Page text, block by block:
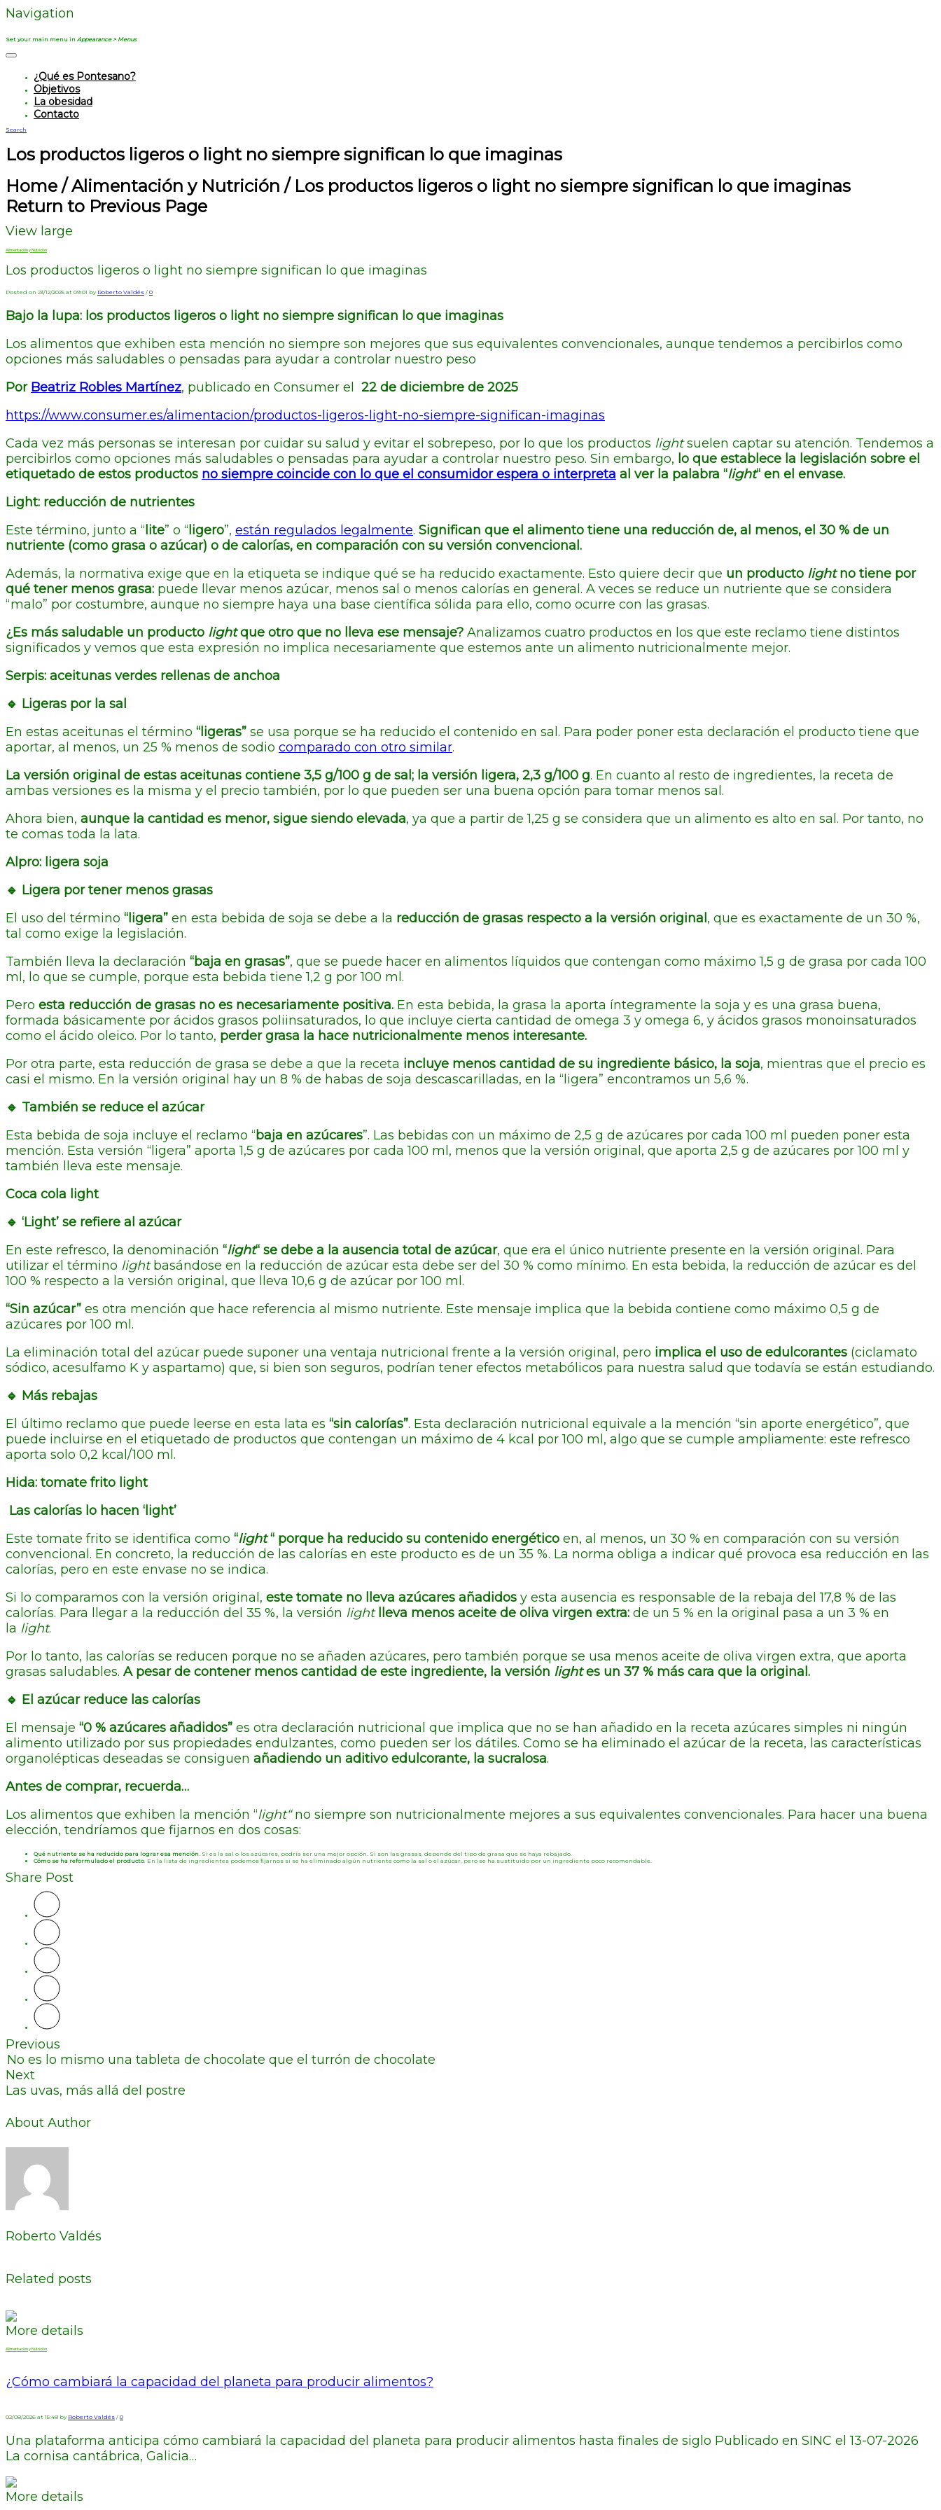
Navigation
Set your main menu in Appearance > Menus
¿Qué es Pontesano?
Objetivos
La obesidad
Contacto
Search
Los productos ligeros o light no siempre significan lo que imaginas
Home / Alimentación y Nutrición / Los productos ligeros o light no siempre significan lo que imaginas
Return to Previous Page
View large
Alimentación y Nutrición
Los productos ligeros o light no siempre significan lo que imaginas
Posted on 23/12/2025 at 09:01 by Roberto Valdés / 0
Bajo la lupa: los productos ligeros o light no siempre significan lo que imaginas
Los alimentos que exhiben esta mención no siempre son mejores que sus equivalentes convencionales, aunque tendemos a percibirlos como
opciones más saludables o pensadas para ayudar a controlar nuestro peso
Por Beatriz Robles Martínez, publicado en Consumer el
22 de diciembre de 2025
https://www.consumer.es/alimentacion/productos-ligeros-light-no-siempre-significan-imaginas
Cada vez más personas se interesan por cuidar su salud y evitar el sobrepeso, por lo que los productos lightsuelen captar su atención. Tendemos a
percibirlos como opciones más saludables o pensadas para ayudar a controlar nuestro peso. Sin embargo, lo que establece la legislación sobre el
etiquetado de estos productos no siempre coincide con lo que el consumidor espera o interpreta al ver la palabra “light“ en el envase.
Light: reducción de nutrientes
Este término, junto a “ lite” o “ ligero”, están regulados legalmente. Significan que el alimento tiene una reducción de, al menos, el 30 % de un
nutriente (como grasa o azúcar) o de calorías, en comparación con su versión convencional.
Además, la normativa exige que en la etiqueta se indique qué se ha reducido exactamente. Esto quiere decir que un producto lightno tiene por
qué tener menos grasa: puede llevar menos azúcar, menos sal o menos calorías en general. A veces se reduce un nutriente que se considera
“malo” por costumbre, aunque no siempre haya una base científica sólida para ello, como ocurre con las grasas.
¿Es más saludable un producto lightque otro que no lleva ese mensaje? Analizamos cuatro productos en los que este reclamo tiene distintos
significados y vemos que esta expresión no implica necesariamente que estemos ante un alimento nutricionalmente mejor.
Serpis: aceitunas verdes rellenas de anchoa
🔹 Ligeras por la sal
En estas aceitunas el término “ligeras” se usa porque se ha reducido el contenido en sal. Para poder poner esta declaración el producto tiene que
aportar, al menos, un 25 % menos de sodio comparado con otro similar.
La versión original de estas aceitunas contiene 3,5 g/100 g de sal; la versión ligera, 2,3 g/100 g. En cuanto al resto de ingredientes, la receta de
ambas versiones es la misma y el precio también, por lo que pueden ser una buena opción para tomar menos sal.
Ahora bien, aunque la cantidad es menor, sigue siendo elevada, ya que a partir de 1,25 g se considera que un alimento es alto en sal. Por tanto, no
te comas toda la lata.
Alpro: ligera soja
🔹 Ligera por tener menos grasas
El uso del término “ligera” en esta bebida de soja se debe a la reducción de grasas respecto a la versión original , que es exactamente de un 30 %,
tal como exige la legislación.
También lleva la declaración “baja en grasas”, que se puede hacer en alimentos líquidos que contengan como máximo 1,5 g de grasa por cada 100
ml, lo que se cumple, porque esta bebida tiene 1,2 g por 100 ml.
Pero esta reducción de grasas no es necesariamente positiva. En esta bebida, la grasa la aporta íntegramente la soja y es una grasa buena,
formada básicamente por ácidos grasos poliinsaturados, lo que incluye cierta cantidad de omega 3 y omega 6, y ácidos grasos monoinsaturados
como el ácido oleico. Por lo tanto, perder grasa la hace nutricionalmente menos interesante.
Por otra parte, esta reducción de grasa se debe a que la receta incluye menos cantidad de su ingrediente básico, la soja, mientras que el precio es
casi el mismo. En la versión original hay un 8 % de habas de soja descascarilladas, en la “ligera” encontramos un 5,6 %.
🔹 También se reduce el azúcar
Esta bebida de soja incluye el reclamo “baja en azúcares”. Las bebidas con un máximo de 2,5 g de azúcares por cada 100 ml pueden poner esta
mención. Esta versión “ligera” aporta 1,5 g de azúcares por cada 100 ml, menos que la versión original, que aporta 2,5 g de azúcares por 100 ml y
también lleva este mensaje.
Coca cola light
🔹 ‘Light’ se refiere al azúcar
En este refresco, la denominación “light“ se debe a la ausencia total de azúcar, que era el único nutriente presente en la versión original. Para
utilizar el término lightbasándose en la reducción de azúcar esta debe ser del 30 % como mínimo. En esta bebida, la reducción de azúcar es del
100 % respecto a la versión original, que lleva 10,6 g de azúcar por 100 ml.
“Sin azúcar” es otra mención que hace referencia al mismo nutriente. Este mensaje implica que la bebida contiene como máximo 0,5 g de
azúcares por 100 ml.
La eliminación total del azúcar puede suponer una ventaja nutricional frente a la versión original, pero implica el uso de edulcorantes (ciclamato
sódico, acesulfamo K y aspartamo) que, si bien son seguros, podrían tener efectos metabólicos para nuestra salud que todavía se están estudiando.
🔹 Más rebajas
El último reclamo que puede leerse en esta lata es “sin calorías”. Esta declaración nutricional equivale a la mención “sin aporte energético”, que
puede incluirse en el etiquetado de productos que contengan un máximo de 4 kcal por 100 ml, algo que se cumple ampliamente: este refresco
aporta solo 0,2 kcal/100 ml.
Hida: tomate frito light
Las calorías lo hacen ‘light’
Este tomate frito se identifica como “light“ porque ha reducido su contenido energético en, al menos, un 30 % en comparación con su versión
convencional. En concreto, la reducción de las calorías en este producto es de un 35 %. La norma obliga a indicar qué provoca esa reducción en las
calorías, pero en este envase no se indica.
Si lo comparamos con la versión original, este tomate no lleva azúcares añadidos y esta ausencia es responsable de la rebaja del 17,8 % de las
calorías. Para llegar a la reducción del 35 %, la versión light lleva menos aceite de oliva virgen extra: de un 5 % en la original pasa a un 3 % en
la light.
Por lo tanto, las calorías se reducen porque no se añaden azúcares, pero también porque se usa menos aceite de oliva virgen extra, que aporta
grasas saludables. A pesar de contener menos cantidad de este ingrediente, la versión lightes un 37 % más cara que la original.
🔹 El azúcar reduce las calorías
El mensaje “0 % azúcares añadidos” es otra declaración nutricional que implica que no se han añadido en la receta azúcares simples ni ningún
alimento utilizado por sus propiedades endulzantes, como pueden ser los dátiles. Como se ha eliminado el azúcar de la receta, las características
organolépticas deseadas se consiguen añadiendo un aditivo edulcorante, la sucralosa.
Antes de comprar, recuerda…
Los alimentos que exhiben la mención “light“no siempre son nutricionalmente mejores a sus equivalentes convencionales. Para hacer una buena
elección, tendríamos que fijarnos en dos cosas:
Qué nutriente se ha reducido para lograr esa mención . Si es la sal o los azúcares, podría ser una mejor opción. Si son las grasas, depende del tipo de grasa que se haya rebajado.
Cómo se ha reformulado el producto . En la lista de ingredientes podemos fijarnos si se ha eliminado algún nutriente como la sal o el azúcar, pero se ha sustituido por un ingrediente poco recomendable.
Share Post
Previous
No es lo mismo una tableta de chocolate que el turrón de chocolate
Next
Las uvas, más allá del postre
About Author
Roberto Valdés
Related posts
More details
Alimentación y Nutrición
¿Cómo cambiará la capacidad del planeta para producir alimentos?
02/08/2026 at 15:48 by Roberto Valdés / 0
Una plataforma anticipa cómo cambiará la capacidad del planeta para producir alimentos hasta finales de siglo Publicado en SINC el 13-07-2026
La cornisa cantábrica, Galicia…
More details